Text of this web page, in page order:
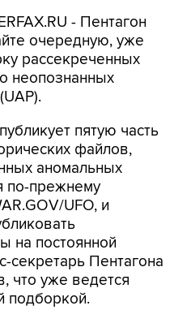
- Пентагон
очередную, уже
рассекреченных
неопознанных
пятую часть
файлов,
аномальных
по-прежнему
UFO, и
на постоянной
секретарь Пентагона
что уже ведется
подборкой.